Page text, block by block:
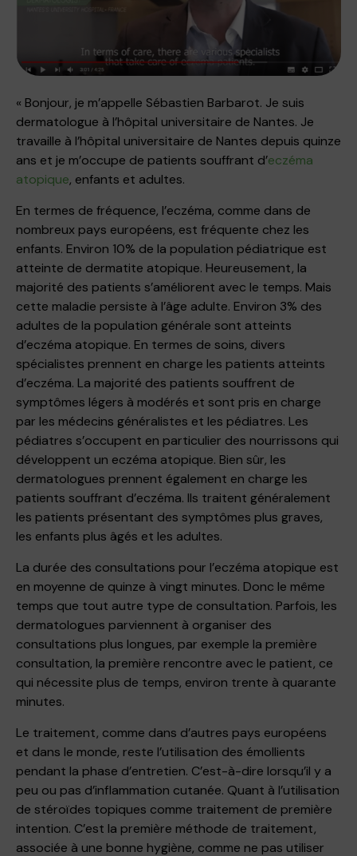
« Bonjour, je m’appelle Sébastien Barbarot. Je suis
dermatologue à l’hôpital universitaire de Nantes. Je
travaille à l’hôpital universitaire de Nantes depuis quinze
ans et je m’occupe de patients souffrant d’eczéma
atopique, enfants et adultes.
En termes de fréquence, l’eczéma, comme dans de
nombreux pays européens, est fréquente chez les
enfants. Environ 10% de la population pédiatrique est
atteinte de dermatite atopique. Heureusement, la
majorité des patients s’améliorent avec le temps. Mais
cette maladie persiste à l’âge adulte. Environ 3% des
adultes de la population générale sont atteints
d’eczéma atopique. En termes de soins, divers
spécialistes prennent en charge les patients atteints
d’eczéma. La majorité des patients souffrent de
symptômes légers à modérés et sont pris en charge
par les médecins généralistes et les pédiatres. Les
pédiatres s’occupent en particulier des nourrissons qui
développent un eczéma atopique. Bien sûr, les
dermatologues prennent également en charge les
patients souffrant d’eczéma. Ils traitent généralement
les patients présentant des symptômes plus graves,
les enfants plus âgés et les adultes.
La durée des consultations pour l’eczéma atopique est
en moyenne de quinze à vingt minutes. Donc le même
temps que tout autre type de consultation. Parfois, les
dermatologues parviennent à organiser des
consultations plus longues, par exemple la première
consultation, la première rencontre avec le patient, ce
qui nécessite plus de temps, environ trente à quarante
minutes.
Le traitement, comme dans d’autres pays européens
et dans le monde, reste l’utilisation des émollients
pendant la phase d’entretien. C’est-à-dire lorsqu’il y a
peu ou pas d’inflammation cutanée. Quant à l’utilisation
de stéroïdes topiques comme traitement de première
intention. C’est la première méthode de traitement,
associée à une bonne hygiène, comme ne pas utiliser